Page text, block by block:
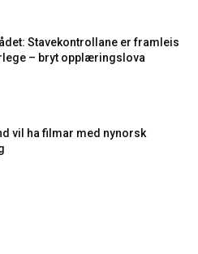
Stavekontrollane er framleis
– bryt opplæringslova
vil ha filmar med nynorsk